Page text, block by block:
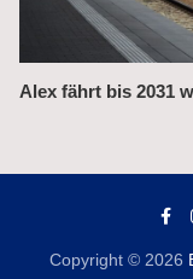
Alex fährt bis 2031
Copyright © 2026